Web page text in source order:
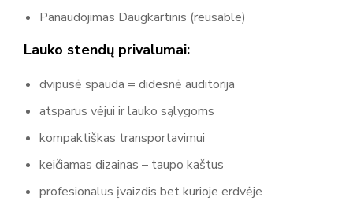
Panaudojimas Daugkartinis (reusable)
Lauko stendų privalumai:
dvipusė spauda = didesnė auditorija
atsparus vėjui ir lauko sąlygoms
kompaktiškas transportavimui
keičiamas dizainas – taupo kaštus
profesionalus įvaizdis bet kurioje erdvėje